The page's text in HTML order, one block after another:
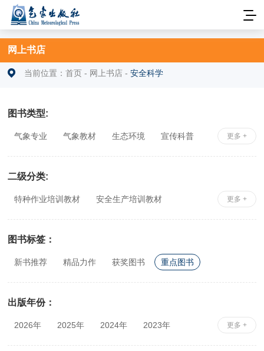
网上书店
当前位置：首页 - 网上书店 -安全科学
图书类型:
更多 +
气象专业 气象教材 生态环境
宣传科普
二级分类:
更多 +
特种作业培训教材
安全生产培训教材
图书标签：
新书推荐 精品力作 获奖图书 重点图书
出版年份：
更多 +
2026年 2025年 2024年
2023年